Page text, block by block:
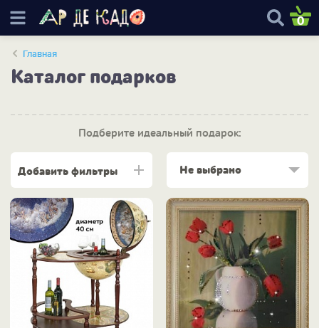
0
Главная
Каталог подарков
Подберите идеальный подарок:
Добавить фильтры Не выбрано